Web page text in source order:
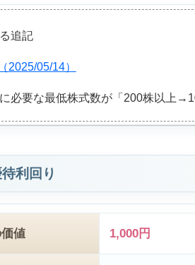
追記
2025/05/14）
必要な最低株式数が「200株以上
利回り
値 1,000円